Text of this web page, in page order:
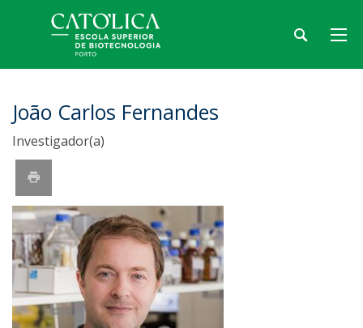
João Carlos Fernandes
Investigador(a)